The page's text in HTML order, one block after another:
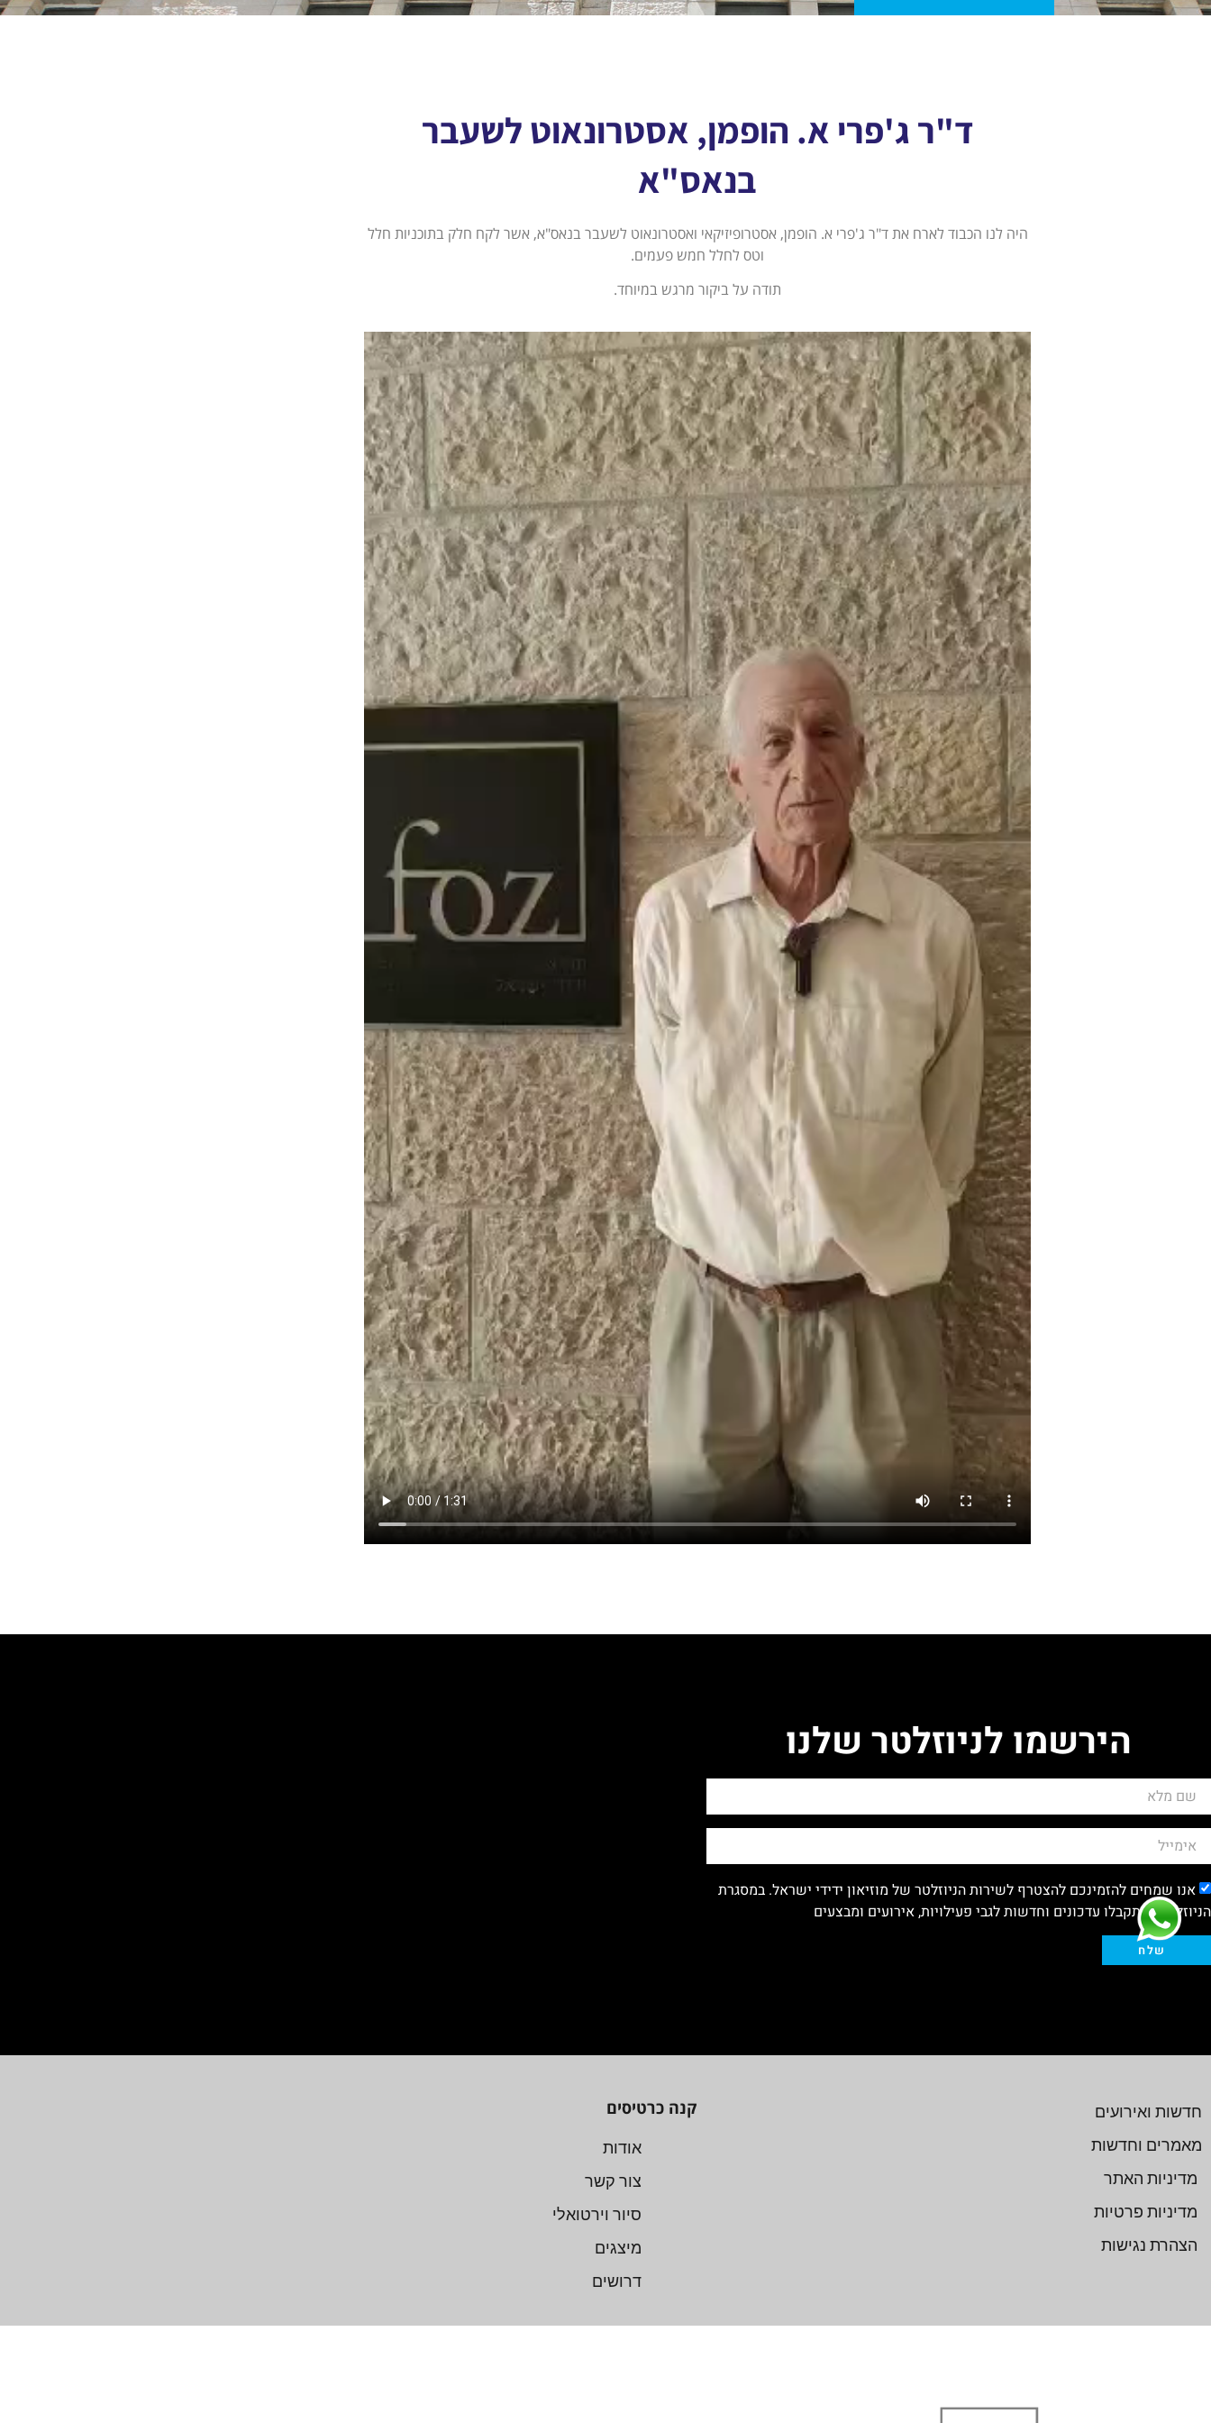
ד"ר ג'פרי א. הופמן, אסטרונאוט לשעבר
בנאס"א
היה לנו הכבוד לארח את ד"ר ג'פרי א. הופמן, אסטרופיזיקאי ואסטרונאוט לשעבר בנאס"א, אשר לקח חלק בתוכניות חלל
וטס לחלל חמש פעמים.
תודה על ביקור מרגש במיוחד.
הירשמו לניוזלטר שלנו
אנו שמחים להזמינכם להצטרף לשירות הניוזלטר של מוזיאון ידידי ישראל. במסגרת
הניוזלטר , ייתקבלו עדכונים וחדשות לגבי פעילויות, אירועים ומבצעים
שלח
חדשות ואירועים
מאמרים וחדשות
מדיניות האתר
מדיניות פרטיות
הצהרת נגישות
קנה כרטיסים
אודות
צור קשר
סיור וירטואלי
מיצגים
דרושים